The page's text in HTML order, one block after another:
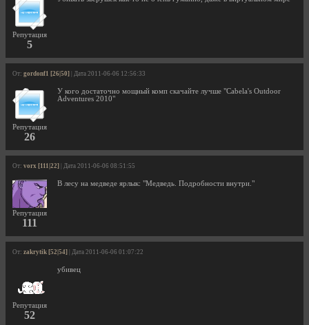
Репутация
5
От: gordonf1 [26|50] | Дата 2011-06-06 12:56:33
Репутация
26
У кого достаточно мощный комп скачайте лучше "Cabela's Outdoor
Adventures 2010"
От: vorx [111|22] | Дата 2011-06-06 08:51:55
Репутация
111
В лесу на медведе ярлык: "Медведь. Подробности внутри."
От: zakrytik [52|54] | Дата 2011-06-06 01:07:22
Репутация
52
убивец